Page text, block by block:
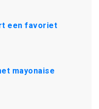
een favoriet
mayonaise